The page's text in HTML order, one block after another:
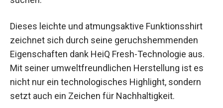
Funktionalität suchen.
Dieses leichte und atmungsaktive Funktionsshirt
zeichnet sich durch seine geruchshemmenden
Eigenschaften dank HeiQ Fresh-Technologie aus.
Mit seiner umweltfreundlichen Herstellung ist es
nicht nur ein technologisches Highlight, sondern
setzt auch ein Zeichen für Nachhaltigkeit.